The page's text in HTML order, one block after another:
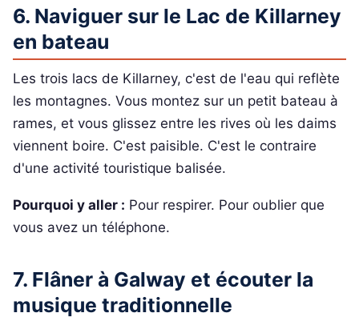
6. Naviguer sur le Lac de Killarney
en bateau
Les trois lacs de Killarney, c'est de l'eau qui reflète
les montagnes. Vous montez sur un petit bateau à
rames, et vous glissez entre les rives où les daims
viennent boire. C'est paisible. C'est le contraire
d'une activité touristique balisée.
Pourquoi y aller : Pour respirer. Pour oublier que
vous avez un téléphone.
7. Flâner à Galway et écouter la
musique traditionnelle